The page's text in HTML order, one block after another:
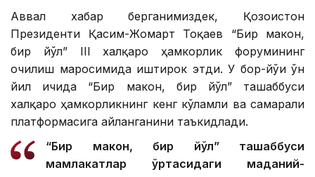
Аввал хабар берганимиздек, Қозоғистон
Президенти Қасим-Жомарт Тоқаев “Бир макон,
бир йўл” ІІІ халқаро ҳамкорлик форумининг
очилиш маросимида иштирок этди. У бор-йўғи ўн
йил ичида “Бир макон, бир йўл” ташаббуси
халқаро ҳамкорликнинг кенг кўламли ва самарали
платформасига айланганини таъкидлади.
“Бир макон, бир йўл” ташаббуси
мамлакатлар ўртасидаги маданий-